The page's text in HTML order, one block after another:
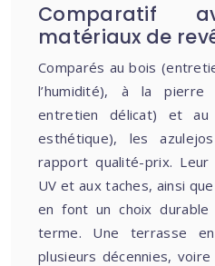
Comparatif
matériaux de
Comparés au bois
l’humidité), à la pierre
entretien délicat) et au
esthétique), les
rapport qualité-prix.
UV et aux taches, ainsi
en font un choix
terme. Une terrasse
plusieurs décennies,